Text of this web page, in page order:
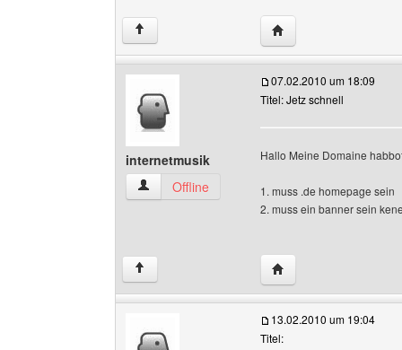
↑ Website dieses
internetmusik
internetmusik Benutzer-Profile anzeigen
Offline
07.02.2010 um 18:09
Titel: Jetz schnell
Hallo Meine Domaine
1. muss .de homepage sein
2. muss ein banner sein
↑ Website dieses
13.02.2010 um 19:04
Titel: